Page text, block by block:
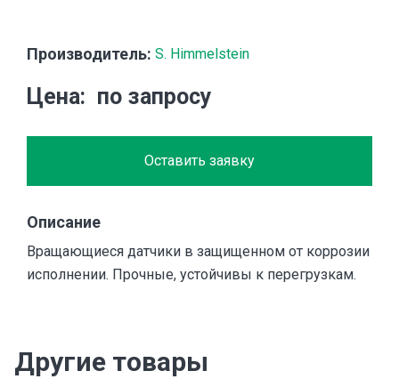
Производитель: S. Himmelstein
Цена по запросу
Оставить заявку
Описание
Вращающиеся датчики в защищенном от коррозии
исполнении. Прочные, устойчивы к перегрузкам.
Другие товары